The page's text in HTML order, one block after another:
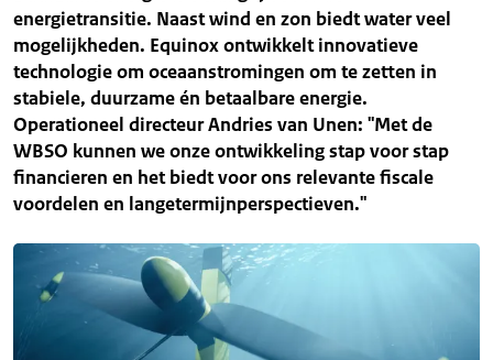
energietransitie. Naast wind en zon biedt water veel
mogelijkheden. Equinox ontwikkelt innovatieve
technologie om oceaanstromingen om te zetten in
stabiele, duurzame én betaalbare energie.
Operationeel directeur Andries van Unen: "Met de
WBSO kunnen we onze ontwikkeling stap voor stap
financieren en het biedt voor ons relevante fiscale
voordelen en langetermijnperspectieven."